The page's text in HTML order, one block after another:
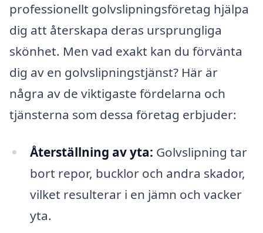
professionellt golvslipningsföretag hjälpa
dig att återskapa deras ursprungliga
skönhet. Men vad exakt kan du förvänta
dig av en golvslipningstjänst? Här är
några av de viktigaste fördelarna och
tjänsterna som dessa företag erbjuder:
Återställning av yta: Golvslipning tar
bort repor, bucklor och andra skador,
vilket resulterar i en jämn och vacker
yta.